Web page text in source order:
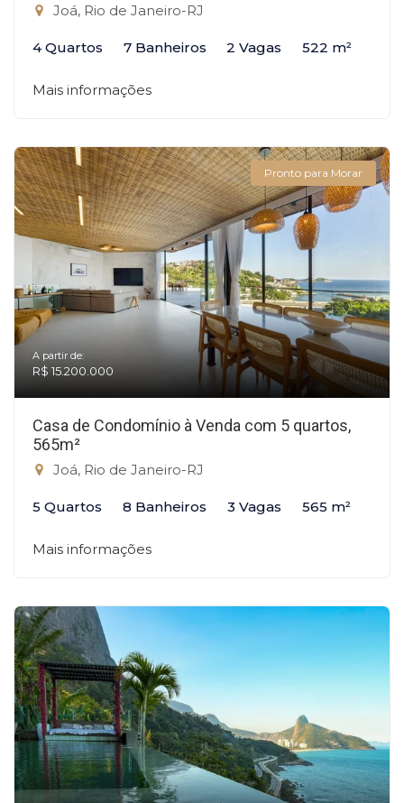
Joá, Rio de Janeiro-RJ
4 Quartos 7 Banheiros 2 Vagas 522 m²
Mais informações
Pronto para Morar
A partir de:
R$ 15.200.000
Casa de Condomínio à Venda com 5 quartos,
565m²
Joá, Rio de Janeiro-RJ
5 Quartos 8 Banheiros 3 Vagas 565 m²
Mais informações